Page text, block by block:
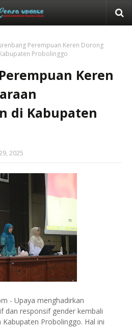
Perempuan Keren Dorong
Probolinggo
Keren
di Kabupaten
2025
- Upaya menghadirkan
dan responsif gender kembali
Probolinggo. Hal ini